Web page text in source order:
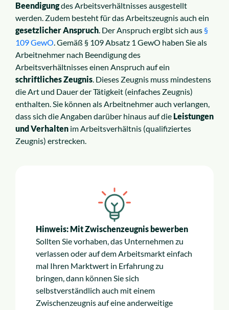
Beendigungdes Arbeitsverhältnisses ausgestellt
werden. Zudem besteht für das Arbeitszeugnis auch ein
gesetzlicher Anspruch. Der Anspruch ergibt sich aus §
109 GewO. Gemäß § 109 Absatz 1 GewO haben Sie als
Arbeitnehmer nach Beendigung des
Arbeitsverhältnisses einen Anspruch auf ein
schriftliches Zeugnis. Dieses Zeugnis muss mindestens
die Art und Dauer der Tätigkeit (einfaches Zeugnis)
enthalten. Sie können als Arbeitnehmer auch verlangen,
dass sich die Angaben darüber hinaus auf die Leistungen
und Verhalten im Arbeitsverhältnis (qualifiziertes
Zeugnis) erstrecken.
Hinweis: Mit Zwischenzeugnis bewerben
Sollten Sie vorhaben, das Unternehmen zu
verlassen oder auf dem Arbeitsmarkt einfach
mal Ihren Marktwert in Erfahrung zu
bringen, dann können Sie sich
selbstverständlich auch mit einem
Zwischenzeugnis auf eine anderweitige